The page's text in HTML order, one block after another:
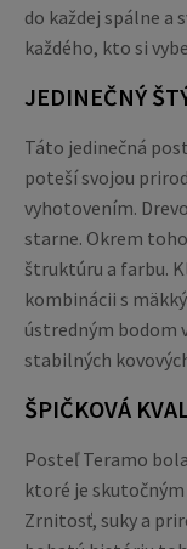
do každej spálne a
každého, kto si
JEDINEČNÝ
Táto jedinečná
poteší svojou
vyhotovením.
starne. Okrem
štruktúru a farbu.
kombinácii s
ústredným bodom
stabilných
ŠPIČKOVÁ
Posteľ Teramo
ktoré je
Zrnitosť, suky a